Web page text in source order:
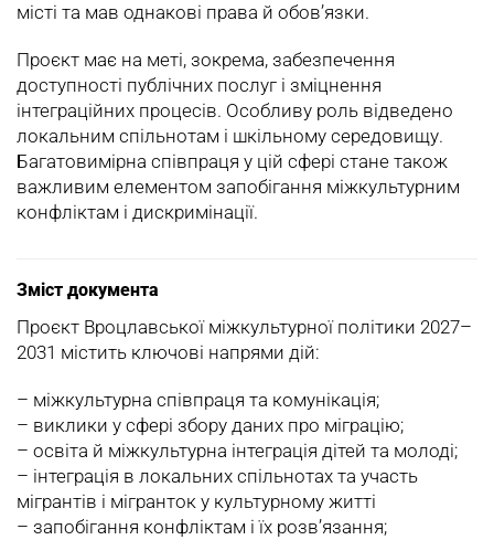
місті та мав однакові права й обов’язки.
Проєкт має на меті, зокрема, забезпечення
доступності публічних послуг і зміцнення
інтеграційних процесів. Особливу роль відведено
локальним спільнотам і шкільному середовищу.
Багатовимірна співпраця у цій сфері стане також
важливим елементом запобігання міжкультурним
конфліктам і дискримінації.
Зміст документа
Проєкт Вроцлавської міжкультурної політики 2027–
2031 містить ключові напрями дій:
– міжкультурна співпраця та комунікація;
– виклики у сфері збору даних про міграцію;
– освіта й міжкультурна інтеграція дітей та молоді;
– інтеграція в локальних спільнотах та участь
мігрантів і мігранток у культурному житті
– запобігання конфліктам і їх розв’язання;